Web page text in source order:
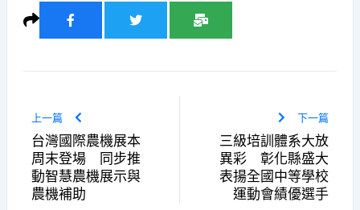
上一篇
台灣國際農機展本
周末登場 同步推
動智慧農機展示與
農機補助
下一篇
三級培訓體系大放
異彩 彰化縣盛大
表揚全國中等學校
運動會績優選手